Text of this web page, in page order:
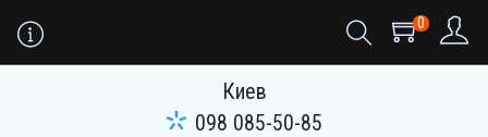
0
Киев
098 085-50-85